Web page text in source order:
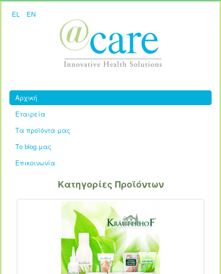
EL EN
Αρχική
Εταιρεία
Τα προϊόντα μας
Το blog μας
Επικοινωνία
Κατηγορίες Προϊόντων